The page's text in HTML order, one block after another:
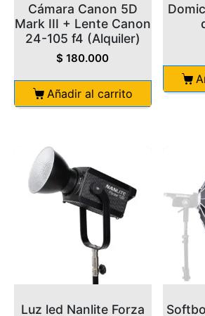
Cámara Canon 5D
Mark III + Lente Canon
24-105 f4 (Alquiler)
$ 180.000
Añadir al carrito
Luz led Nanlite Forza